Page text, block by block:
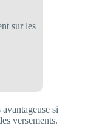
sur les
si
versements.